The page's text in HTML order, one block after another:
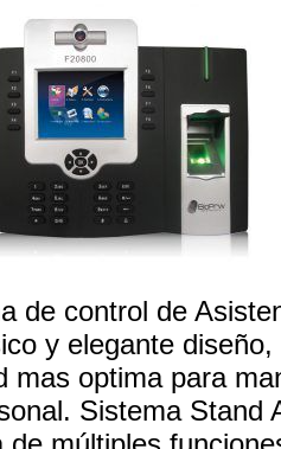
de control de
y elegante
mas optima para
Sistema Stand